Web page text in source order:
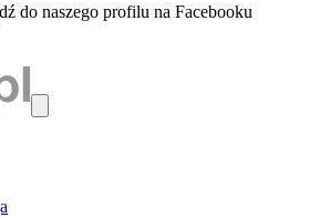
otwiera się w nowej karcie
do naszego profilu na Facebooku